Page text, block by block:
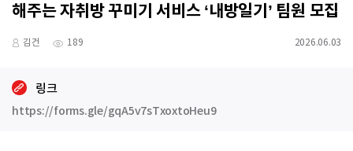
해주는 자취방 꾸미기 서비스 ‘내방일기’ 팀원 모집
김건 189 2026.06.03
링크
https://forms.gle/gqA5v7sTxoxtoHeu9